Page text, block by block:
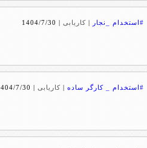
#استخدام _نجار | کاریابی|
1404/7/30
#استخدام _ کارگر ساده | کاریابی|
7/30